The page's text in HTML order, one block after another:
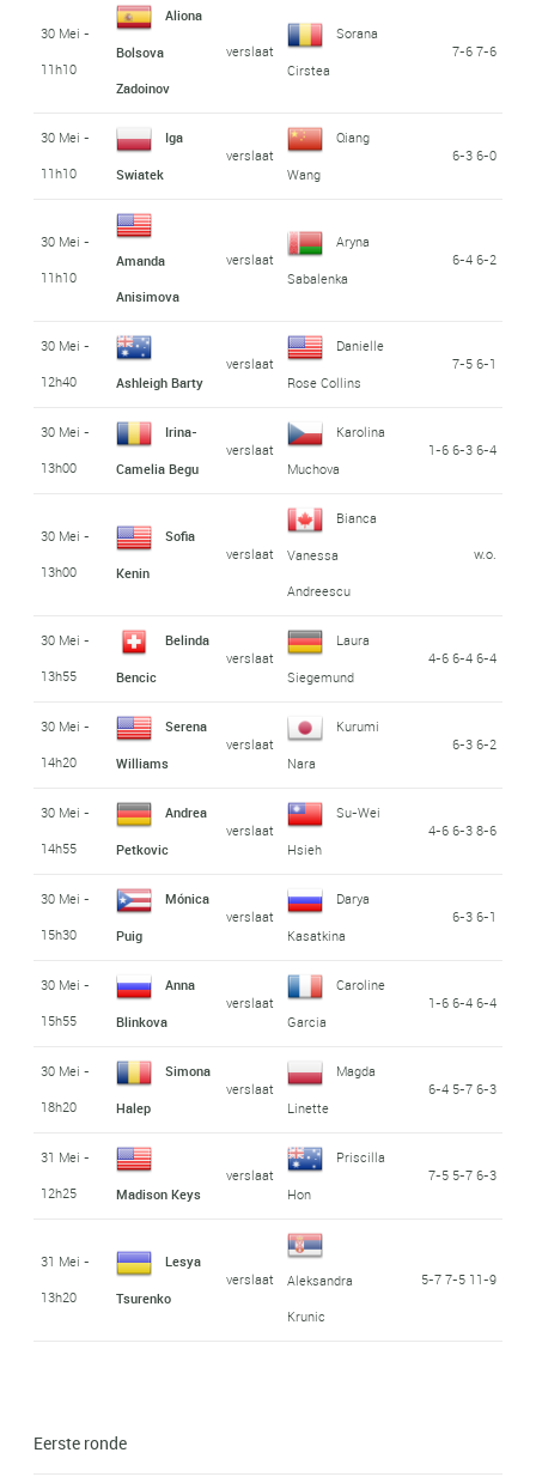
30 Mei -
11h10
Aliona
Bolsova
Zadoinov
verslaat
Sorana
Cirstea
7-6 7-6
30 Mei -
11h10
Iga
Swiatek
verslaat
Qiang
Wang
6-3 6-0
30 Mei -
11h10
Amanda
Anisimova
verslaat
Aryna
Sabalenka
6-4 6-2
30 Mei -
12h40
Ashleigh Barty
verslaat
Danielle
Rose Collins
7-5 6-1
30 Mei -
13h00
Irina-
Camelia Begu
verslaat
Karolina
Muchova
1-6 6-3 6-4
30 Mei -
13h00
Sofia
Kenin
verslaat
Bianca
Vanessa
Andreescu
w.o.
30 Mei -
13h55
Belinda
Bencic
verslaat
Laura
Siegemund
4-6 6-4 6-4
30 Mei -
14h20
Serena
Williams
verslaat
Kurumi
Nara
6-3 6-2
30 Mei -
14h55
Andrea
Petkovic
verslaat
Su-Wei
Hsieh
4-6 6-3 8-6
30 Mei -
15h30
Mónica
Puig
verslaat
Darya
Kasatkina
6-3 6-1
30 Mei -
15h55
Anna
Blinkova
verslaat
Caroline
Garcia
1-6 6-4 6-4
30 Mei -
18h20
Simona
Halep
verslaat
Magda
Linette
6-4 5-7 6-3
31 Mei -
12h25
Madison Keys
verslaat
Priscilla
Hon
7-5 5-7 6-3
31 Mei -
13h20
Lesya
Tsurenko
verslaat
Aleksandra
Krunic
5-7 7-5 11-9
Eerste ronde